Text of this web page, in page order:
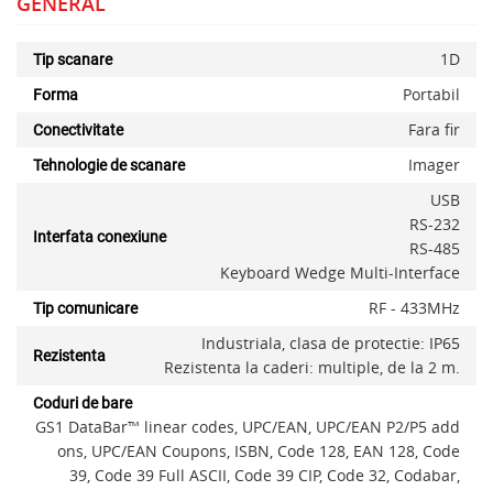
Tip scanare 1D
Forma Portabil
Conectivitate Fara fir
Tehnologie de scanare Imager
Interfata conexiune
USB
RS-232
RS-485
Keyboard Wedge Multi-Interface
Tip comunicare RF - 433MHz
Rezistenta
Industriala, clasa de protectie: IP65
Rezistenta la caderi: multiple, de la 2 m.
Coduri de bare
GS1 DataBar™ linear codes, UPC/EAN, UPC/EAN P2/P5 add
ons, UPC/EAN Coupons, ISBN, Code 128, EAN 128, Code
39, Code 39 Full ASCII, Code 39 CIP, Code 32, Codabar,